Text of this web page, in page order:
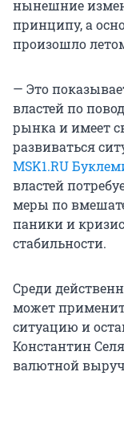
нынешние
принципу, а
произошло
— Это
властей по
рынка и имеет
развиваться
MSK1.RU
властей
меры по
паники и
стабильности.
Среди
может
ситуацию и
Константин
валютной